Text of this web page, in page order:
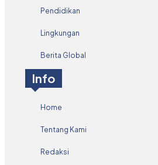
Pendidikan
Lingkungan
Berita Global
Info
Home
Tentang Kami
Redaksi